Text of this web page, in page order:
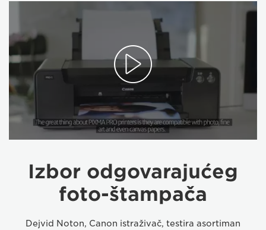
Izbor odgovarajućeg
foto-štampača
Dejvid Noton, Canon istraživač, testira asortiman